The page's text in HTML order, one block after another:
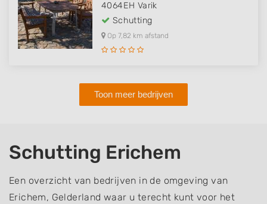
4064EH Varik
Schutting
Op 7,82 km afstand
Toon meer bedrijven
Schutting Erichem
Een overzicht van bedrijven in de omgeving van
Erichem, Gelderland waar u terecht kunt voor het